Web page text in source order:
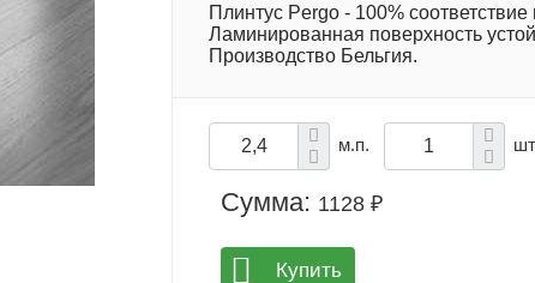
Плинтус Pergo - 100%
Ламинированная поверхность
Производство Бельгия.
м.п.
Сумма: 1128 ₽
Купить